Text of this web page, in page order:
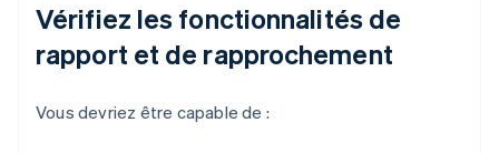
Vérifiez les fonctionnalités de
rapport et de rapprochement
Vous devriez être capable de :